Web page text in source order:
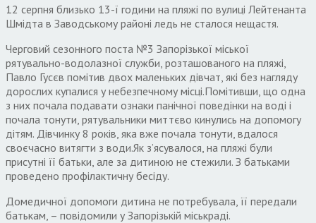
12 серпня близько 13-ї години на пляжі по вулиці Лейтенанта
Шмідта в Заводському районі ледь не сталося нещастя.
Черговий сезонного поста №3 Запорізької міської
рятувально-водолазної служби, розташованого на пляжі,
Павло Гусєв помітив двох маленьких дівчат, які без нагляду
дорослих купалися у небезпечному місці.Помітивши, що одна
з них почала подавати ознаки панічної поведінки на воді і
почала тонути, рятувальники миттєво кинулись на допомогу
дітям. Дівчинку 8 років, яка вже почала тонути, вдалося
своєчасно витягти з води.Як з’ясувалося, на пляжі були
присутні її батьки, але за дитиною не стежили. З батьками
проведено профілактичну бесіду.
Домедичної допомоги дитина не потребувала, її передали
батькам, – повідомили у Запорізькій міськраді.